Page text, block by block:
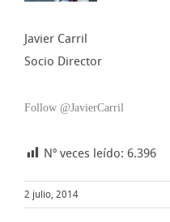
Javier Carril
Socio Director
Follow @JavierCarril
Nº veces leído: 6.396
2 julio, 2014